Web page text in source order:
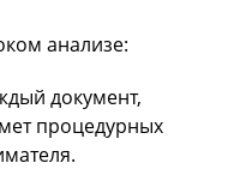
анализе:
документ,
процедурных